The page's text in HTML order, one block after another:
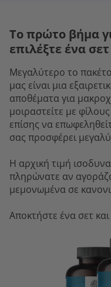
Το πρώτο βήμα
επιλέξτε ένα σετ
Μεγαλύτερο το
μας είναι μια
αποθέματα για
μοιραστείτε με
επίσης να
σας προσφέρει
Η αρχική τιμή
πληρώνατε αν
μεμονωμένα σε
Αποκτήστε ένα σετ